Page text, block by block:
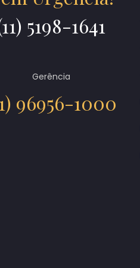
5198-1641
Gerência
96956-1000